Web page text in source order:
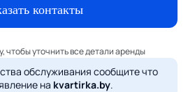
контакты
чтобы уточнить все детали аренды
обслуживания сообщите что
на kvartirka.by.